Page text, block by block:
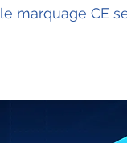
marquage CE